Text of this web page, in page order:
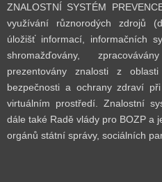
ZNALOSTNÍ SYSTÉM
využívání různorodých zdrojů
úložišť informací, informačních
shromažďovány,
prezentovány znalosti z
bezpečnosti a ochrany zdraví
virtuálním prostředí. Znalostní
dále také Radě vlády pro BOZP a
orgánů státní správy, sociálních